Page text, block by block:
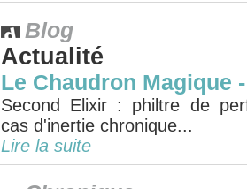
Blog
Actualité
Le Chaudron Magique
Second Elixir : philtre de
cas d'inertie chronique...
Lire la suite